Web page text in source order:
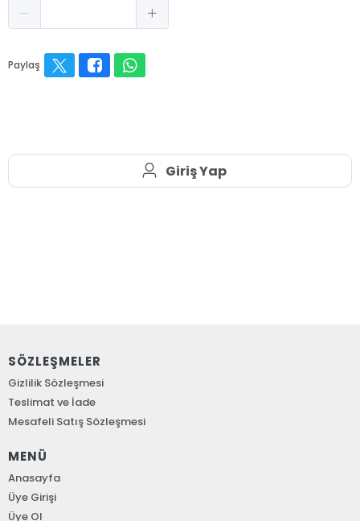
Paylaş
Giriş Yap
SÖZLEŞMELER
Gizlilik Sözleşmesi
Teslimat ve İade
Mesafeli Satış Sözleşmesi
MENÜ
Anasayfa
Üye Girişi
Üye Ol